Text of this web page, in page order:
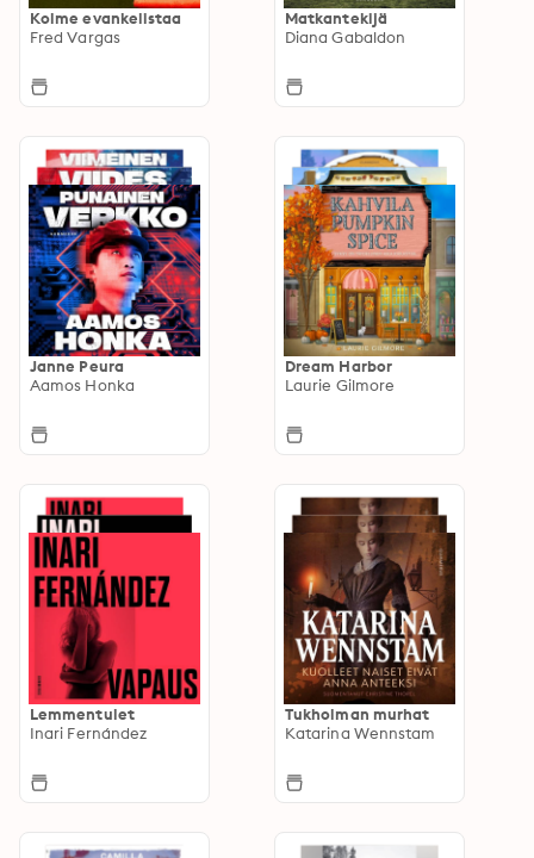
Kolme evankelistaa
Fred Vargas
Matkantekijä
Diana Gabaldon
Janne Peura
Aamos Honka
Dream Harbor
Laurie Gilmore
Lemmentulet
Inari Fernández
Tukholman murhat
Katarina Wennstam